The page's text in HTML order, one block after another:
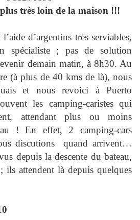
très loin de la maison !!!
d’argentins très serviables,
spécialiste ; pas de solution
demain matin, à 8h30. Au
(à plus de 40 kms de là), nous
et nous revoici à Puerto
les camping-caristes qui
attendant plus ou moins
! En effet, 2 camping-cars
discutions
quand arrivent…
depuis la descente du bateau,
ils attendent là depuis quelques